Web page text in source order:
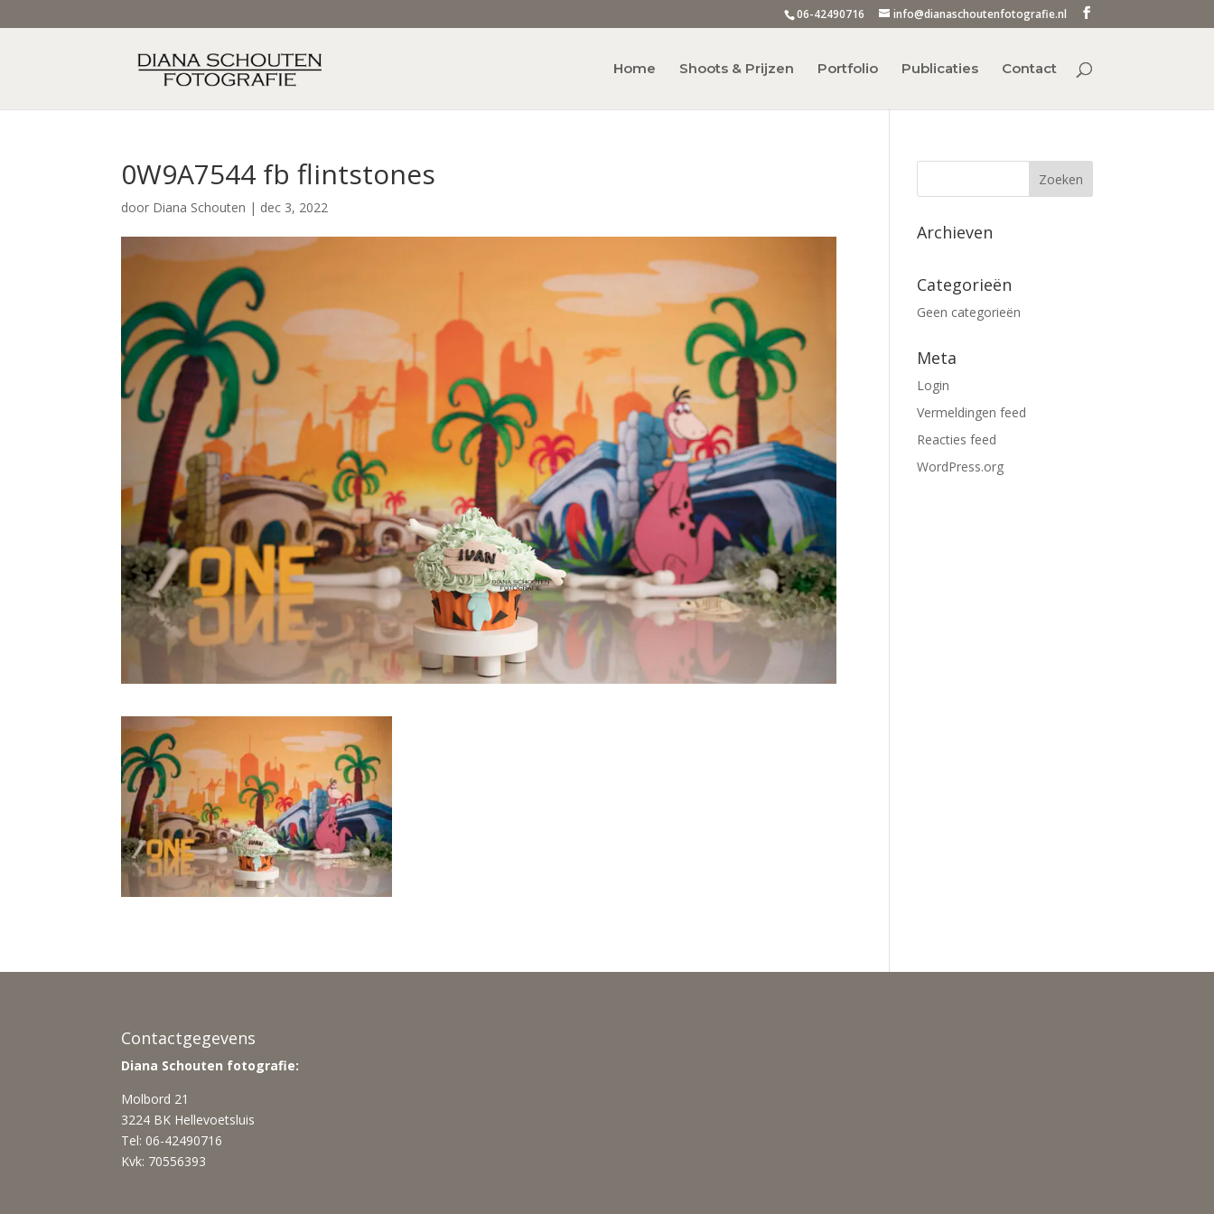
06-42490716 info@dianaschoutenfotografie.nl
Home Shoots & Prijzen Portfolio Publicaties Contact
0W9A7544 fb flintstones
door Diana Schouten | dec 3, 2022
Archieven
Categorieën
Geen categorieën
Meta
Login
Vermeldingen feed
Reacties feed
WordPress.org
Contactgegevens
Diana Schouten fotografie:
Molbord 21
3224 BK Hellevoetsluis
Tel: 06-42490716
Kvk: 70556393